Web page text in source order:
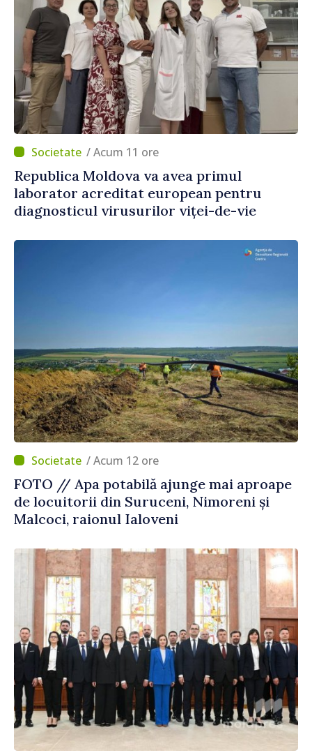
/ Acum 11 ore
Republica Moldova va avea primul
laborator acreditat european pentru
diagnosticul virusurilor viței-de-vie
/ Acum 12 ore
FOTO // Apa potabilă ajunge mai aproape
de locuitorii din Suruceni, Nimoreni și
Malcoci, raionul Ialoveni